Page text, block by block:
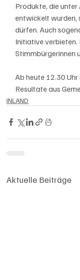
Produkte, die
entwickelt wurden,
dürfen. Auch
Initiative verbieten.
Stimmbürgerinnen
Ab heute 12.30
Resultate aus
INLAND
Aktuelle Beiträge